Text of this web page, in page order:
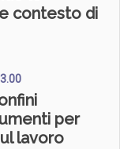
contesto di
per
lavoro